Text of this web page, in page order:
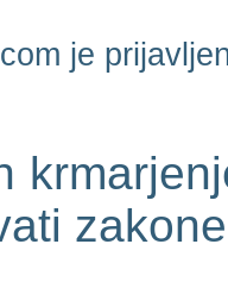
je